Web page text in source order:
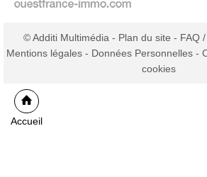
© Additi Multimédia - Plan du site - FAQ
Mentions légales - Données Personnelles -
cookies
Accueil